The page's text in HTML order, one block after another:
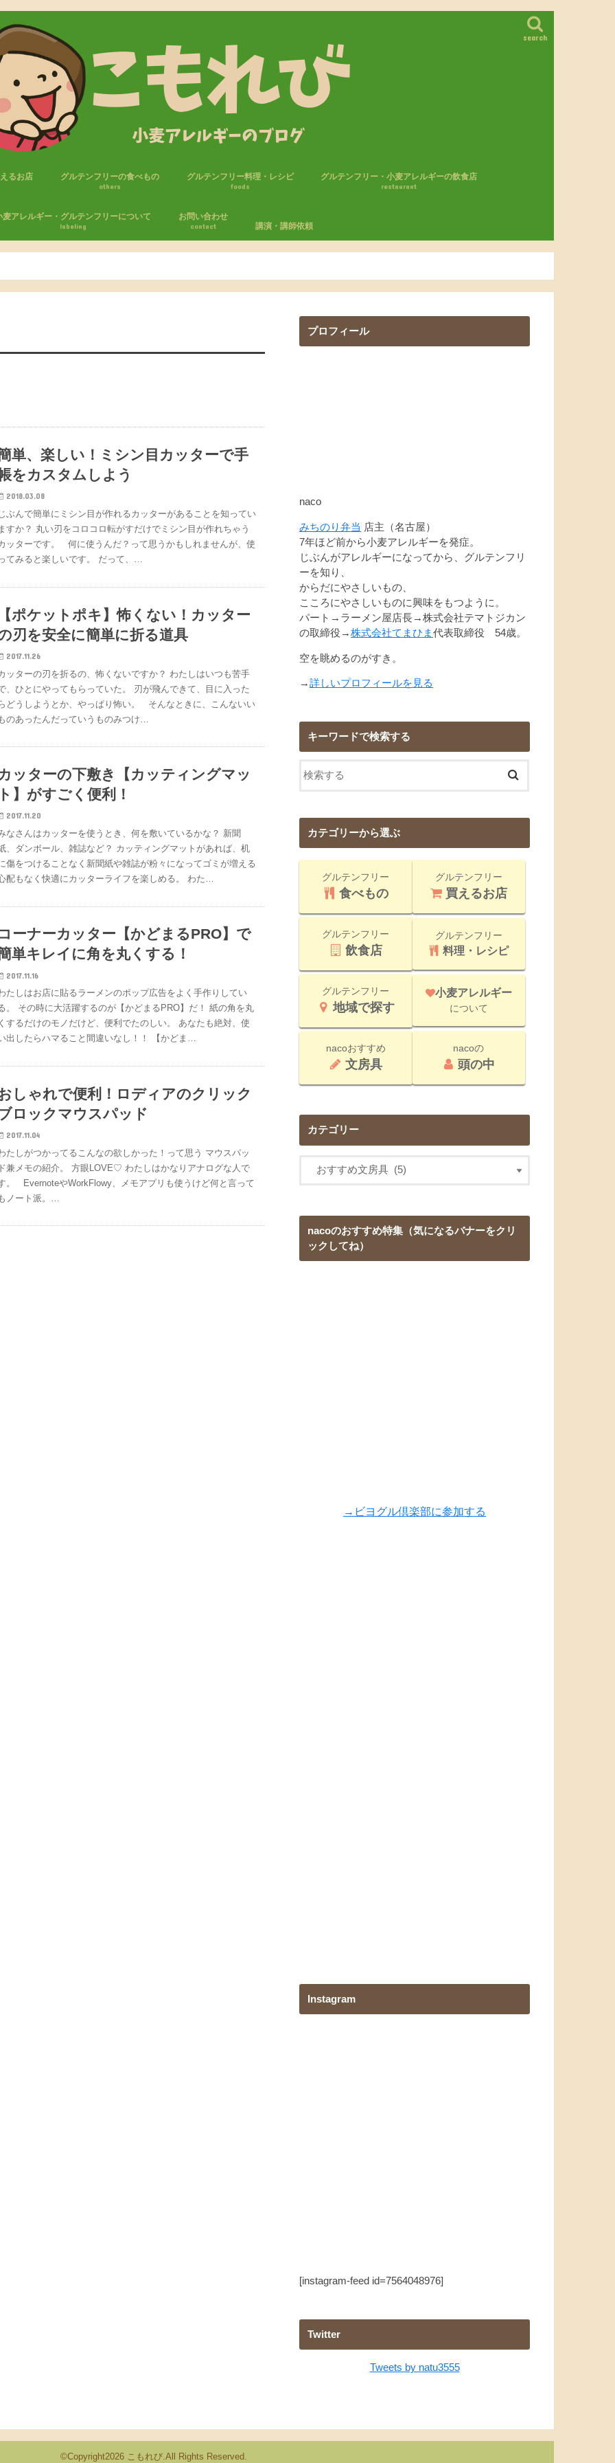
search
るお店
リー商品 セブンイレブン
ファミリーマート
ローソン
ローソンストア100
グルテンフリーの食べもの
others
グルテンフリー料理・レシピ
foods
おやつ
パン
米粉・ライスジュレ
調味料
麺
グルテンフリー・小麦アレルギーの飲食店
restaurant
麦アレルギー・グルテンフリーについて
labeling
しの小麦アレルギー体験 エピペン
気をつけること
アレルギーの生活
お問い合わせ
contact 講演・講師依頼
単、楽しい！ミシン目カッターで手
をカスタムしよう
2018.03.08
じぶんで簡単にミシン目が作れるカッターがあることを知ってい
すか？ 丸い刃をコロコロ転がすだけでミシン目が作れちゃう
ッターです。 何に使うんだ？って思うかもしれませんが、使
てみると楽しいです。 だって、…
【ポケットポキ】怖くない！カッター
刃を安全に簡単に折る道具
2017.11.26
ッターの刃を折るの、怖くないですか？ わたしはいつも苦手
、ひとにやってもらっていた。 刃が飛んできて、目に入った
どうしようとか、やっぱり怖い。 そんなときに、こんないい
のあったんだっていうものみつけ…
ッターの下敷き【カッティングマッ
ト】がすごく便利！
2017.11.20
なさんはカッターを使うとき、何を敷いているかな？ 新聞
、ダンボール、雑誌など？ カッティングマットがあれば、机
傷をつけることなく新聞紙や雑誌が粉々になってゴミが増える
配もなく快適にカッターライフを楽しめる。 わた…
コーナーカッター【かどまるPRO】で
単キレイに角を丸くする！
2017.11.16
たしはお店に貼るラーメンのポップ広告をよく手作りしてい
。 その時に大活躍するのが【かどまるPRO】だ！ 紙の角を丸
くするだけのモノだけど、便利でたのしい。 あなたも絶対、使
出したらハマること間違いなし！！ 【かどま…
しゃれで便利！ロディアのクリック
ロックマウスパッド
2017.11.04
たしがつかってるこんなの欲しかった！って思う マウスパッ
ド兼メモの紹介。 方眼LOVE♡ わたしはかなりアナログな人で
。 EvernoteやWorkFlowy、メモアプリも使うけど何と言って
ノート派。…
プロフィール
naco
みちのり弁当 店主（名古屋）
7年ほど前から小麦アレルギーを発症。
じぶんがアレルギーになってから、グルテンフリ
ーを知り、
からだにやさしいもの、
こころにやさしいものに興味をもつように。
パート→ラーメン屋店長→株式会社テマトジカン
の取締役→株式会社てまひま代表取締役 54歳。
空を眺めるのがすき。
→詳しいプロフィールを見る
キーワードで検索する
カテゴリーから選ぶ
グルテンフリー
食べもの
グルテンフリー
買えるお店
グルテンフリー
飲食店
グルテンフリー
料理・レシピ
グルテンフリー
地域で探す
小麦アレルギー
について
nacoおすすめ
文房具
nacoの
頭の中
カテゴリー
nacoのおすすめ特集（気になるバナーをクリ
ックしてね）
→ビヨグル倶楽部に参加する
Instagram
[instagram-feed id=7564048976]
Twitter
Tweets by natu3555
©Copyright2026 こもれび .All Rights Reserved.